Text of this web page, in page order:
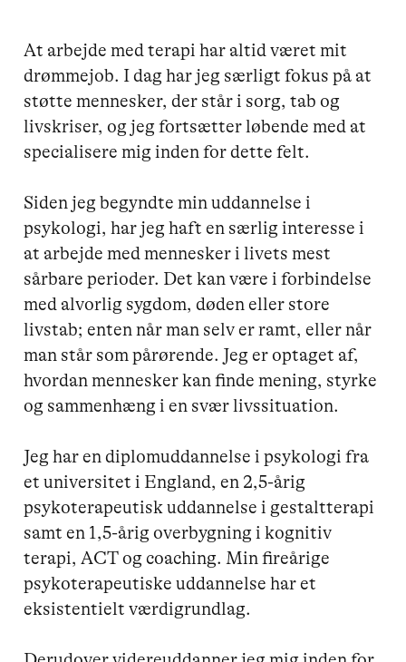
At arbejde med terapi har altid været mit
drømmejob. I dag har jeg særligt fokus på at
støtte mennesker, der står i sorg, tab og
livskriser, og jeg fortsætter løbende med at
specialisere mig inden for dette felt.
Siden jeg begyndte min uddannelse i
psykologi, har jeg haft en særlig interesse i
at arbejde med mennesker i livets mest
sårbare perioder. Det kan være i forbindelse
med alvorlig sygdom, døden eller store
livstab; enten når man selv er ramt, eller når
man står som pårørende. Jeg er optaget af,
hvordan mennesker kan finde mening, styrke
og sammenhæng i en svær livssituation.
Jeg har en diplomuddannelse i psykologi fra
et universitet i England, en 2,5-årig
psykoterapeutisk uddannelse i gestaltterapi
samt en 1,5-årig overbygning i kognitiv
terapi, ACT og coaching. Min fireårige
psykoterapeutiske uddannelse har et
eksistentielt værdigrundlag.